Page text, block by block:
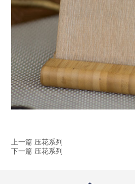
上一篇 压花系列
下一篇 压花系列